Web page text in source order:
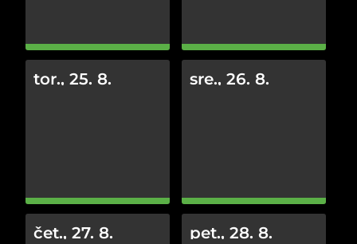
tor., 25. 8. sre., 26. 8.
čet., 27. 8. pet., 28. 8.